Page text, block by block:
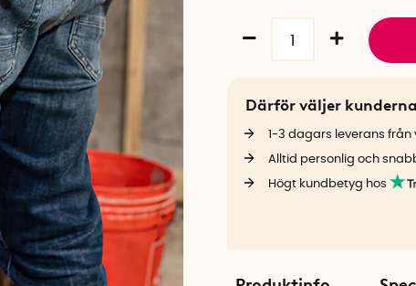
Därför väljer
1-3 dagars leverans från
Alltid personlig och
Högt kundbetyg hos